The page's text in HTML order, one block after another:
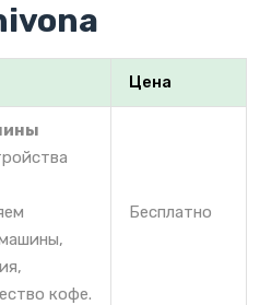
Цена
кофе.
Бесплатно